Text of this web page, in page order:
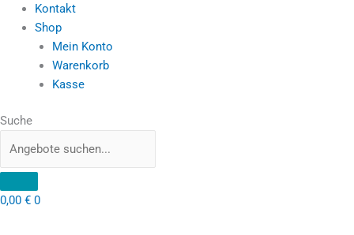
Kontakt
Shop
Mein Konto
Warenkorb
Kasse
Suche
0,00 € 0